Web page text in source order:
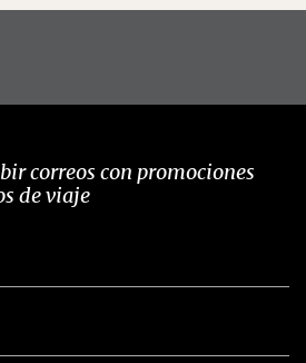
correos con promociones
de viaje